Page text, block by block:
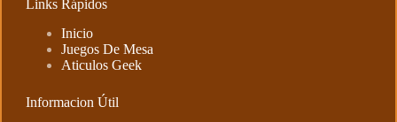
Links Rápidos
Inicio
Juegos De Mesa
Aticulos Geek
Informacion Útil